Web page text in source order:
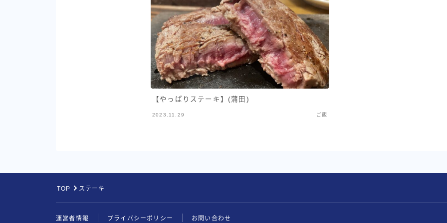
【やっぱりステーキ】(蒲田)
2023.11.29 ご飯
TOP ステーキ
運営者情報 プライバシーポリシー お問い合わせ